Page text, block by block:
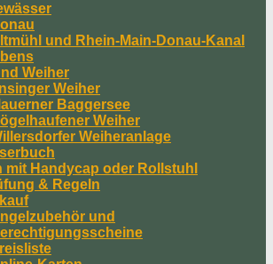
und Rhein-Main-Donau-Kanal
Weiher
Weiher
Baggersee
Weiher
Weiheranlage
mit Handycap oder Rollstuhl
& Regeln
und